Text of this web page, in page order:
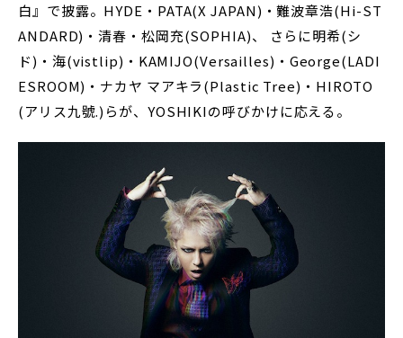
白』で披露。HYDE・PATA(X JAPAN)・難波章浩(Hi-ST
ANDARD)・清春・松岡充(SOPHIA)、 さらに明希(シ
ド)・海(vistlip)・KAMIJO(Versailles)・George(LADI
ESROOM)・ナカヤ マアキラ(Plastic Tree)・HIROTO
(アリス九號.)らが、YOSHIKIの呼びかけに応える。